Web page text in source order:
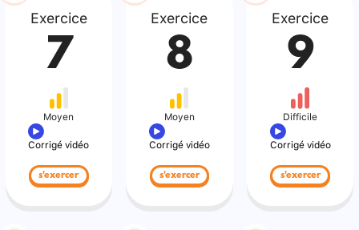
Exercice
7
Moyen
Corrigé vidéo
s'exercer
Exercice
8
Moyen
Corrigé vidéo
s'exercer
Exercice
9
Difficile
Corrigé vidéo
s'exercer